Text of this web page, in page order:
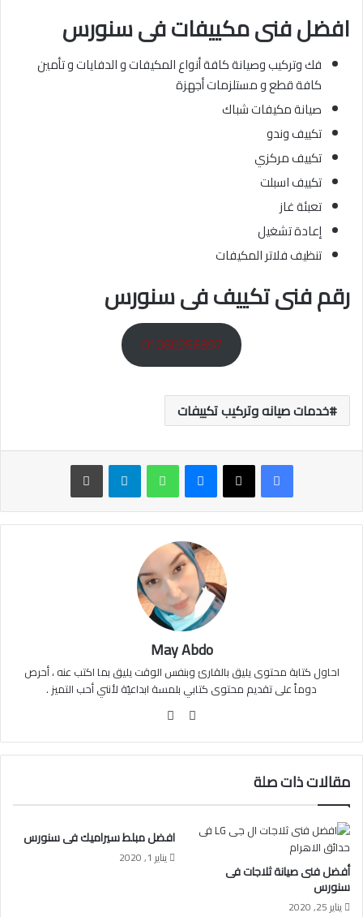
افضل فنى مكييفاتفى سنورس
فك وتركيب وصيانة كافة أنواع المكيفات و الدفايات و تأمين
كافة قطع و مستلزمات أجهزة
صيانة مكيفات شباك
تكييف وندو
تكييف مركزي
تكييف اسبلت
تعبئة غاز
إعادة تشغيل
تنظيف فلاتر المكيفات
رقم فنى تكييف فى سنورس
01060256897
خدمات صيانه وتركيب تكييفات
ماسنجر واتساب تيلقرام طباعة
May Abdo
احاول كتابة محتوى يليق بالقارئ وبنفس الوقت يليق بما اكتب عنه ، أحرص
دوماً على تقديم محتوى كتابي بلمسة ابداعيّة لأنني أحب التميز .
موقع
مقالات ذات صلة
أفضل فنى صيانة ثلاجات فى
سنورس
يناير 25, 2020
افضل مبلط سيراميك فى سنورس
يناير 1, 2020